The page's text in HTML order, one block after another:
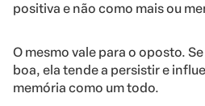
positiva e não como mais ou
O mesmo vale para o oposto.
boa, ela tende a persistir e
memória como um todo.